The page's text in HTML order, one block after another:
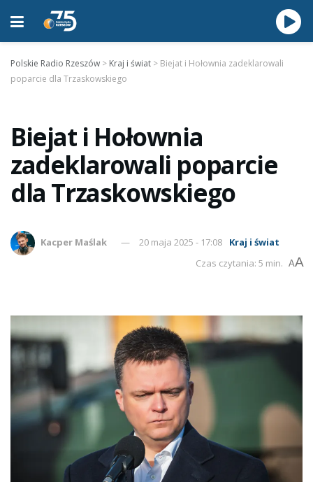
Polskie Radio Rzeszów > Kraj i świat > Biejat i Hołownia zadeklarowali
poparcie dla Trzaskowskiego
Biejat i Hołownia
zadeklarowali poparcie
dla Trzaskowskiego
Kacper Maślak 20 maja 2025 - 17:08
Kraj i świat
Czas czytania: 5 min. AA